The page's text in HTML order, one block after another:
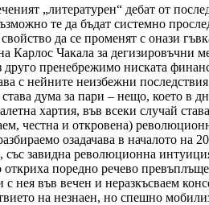
„литературен“ дебат от
те да бъдат системно
да се променят с онази
Карлос Чакала за дегизировъчни
пренебрежимо ниската
с нейните неизбежни
дума за пари – нещо, което в
хартия, във всеки случай
честна и откровена)
озадачава в началото на
със завидна революционна
поредно речево
нея във вечен и неразкъсваем
на незнаен, но спешно